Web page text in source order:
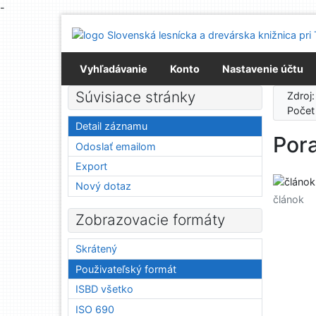
-
Prejsť na menu
Prehlásenie o webovej prístupnosti
Vyhľadávanie
Konto Nastavenie účtu
článok
Súvisiace stránky
Detail záznamu
Odoslať emailom
Export
Nový dotaz
Zobrazovacie formáty
Skrátený
Použivateľský formát
ISBD všetko
ISO 690